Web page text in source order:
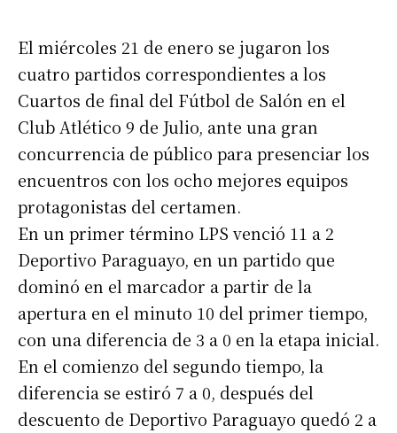
El miércoles 21 de enero se jugaron los
cuatro partidos correspondientes a los
Cuartos de final del Fútbol de Salón en el
Club Atlético 9 de Julio, ante una gran
concurrencia de público para presenciar los
encuentros con los ocho mejores equipos
protagonistas del certamen.
En un primer término LPS venció 11 a 2
Deportivo Paraguayo, en un partido que
dominó en el marcador a partir de la
apertura en el minuto 10 del primer tiempo,
con una diferencia de 3 a 0 en la etapa inicial.
En el comienzo del segundo tiempo, la
diferencia se estiró 7 a 0, después del
descuento de Deportivo Paraguayo quedó 2 a